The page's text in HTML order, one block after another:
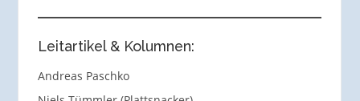
Leitartikel & Kolumnen:
Andreas Paschko